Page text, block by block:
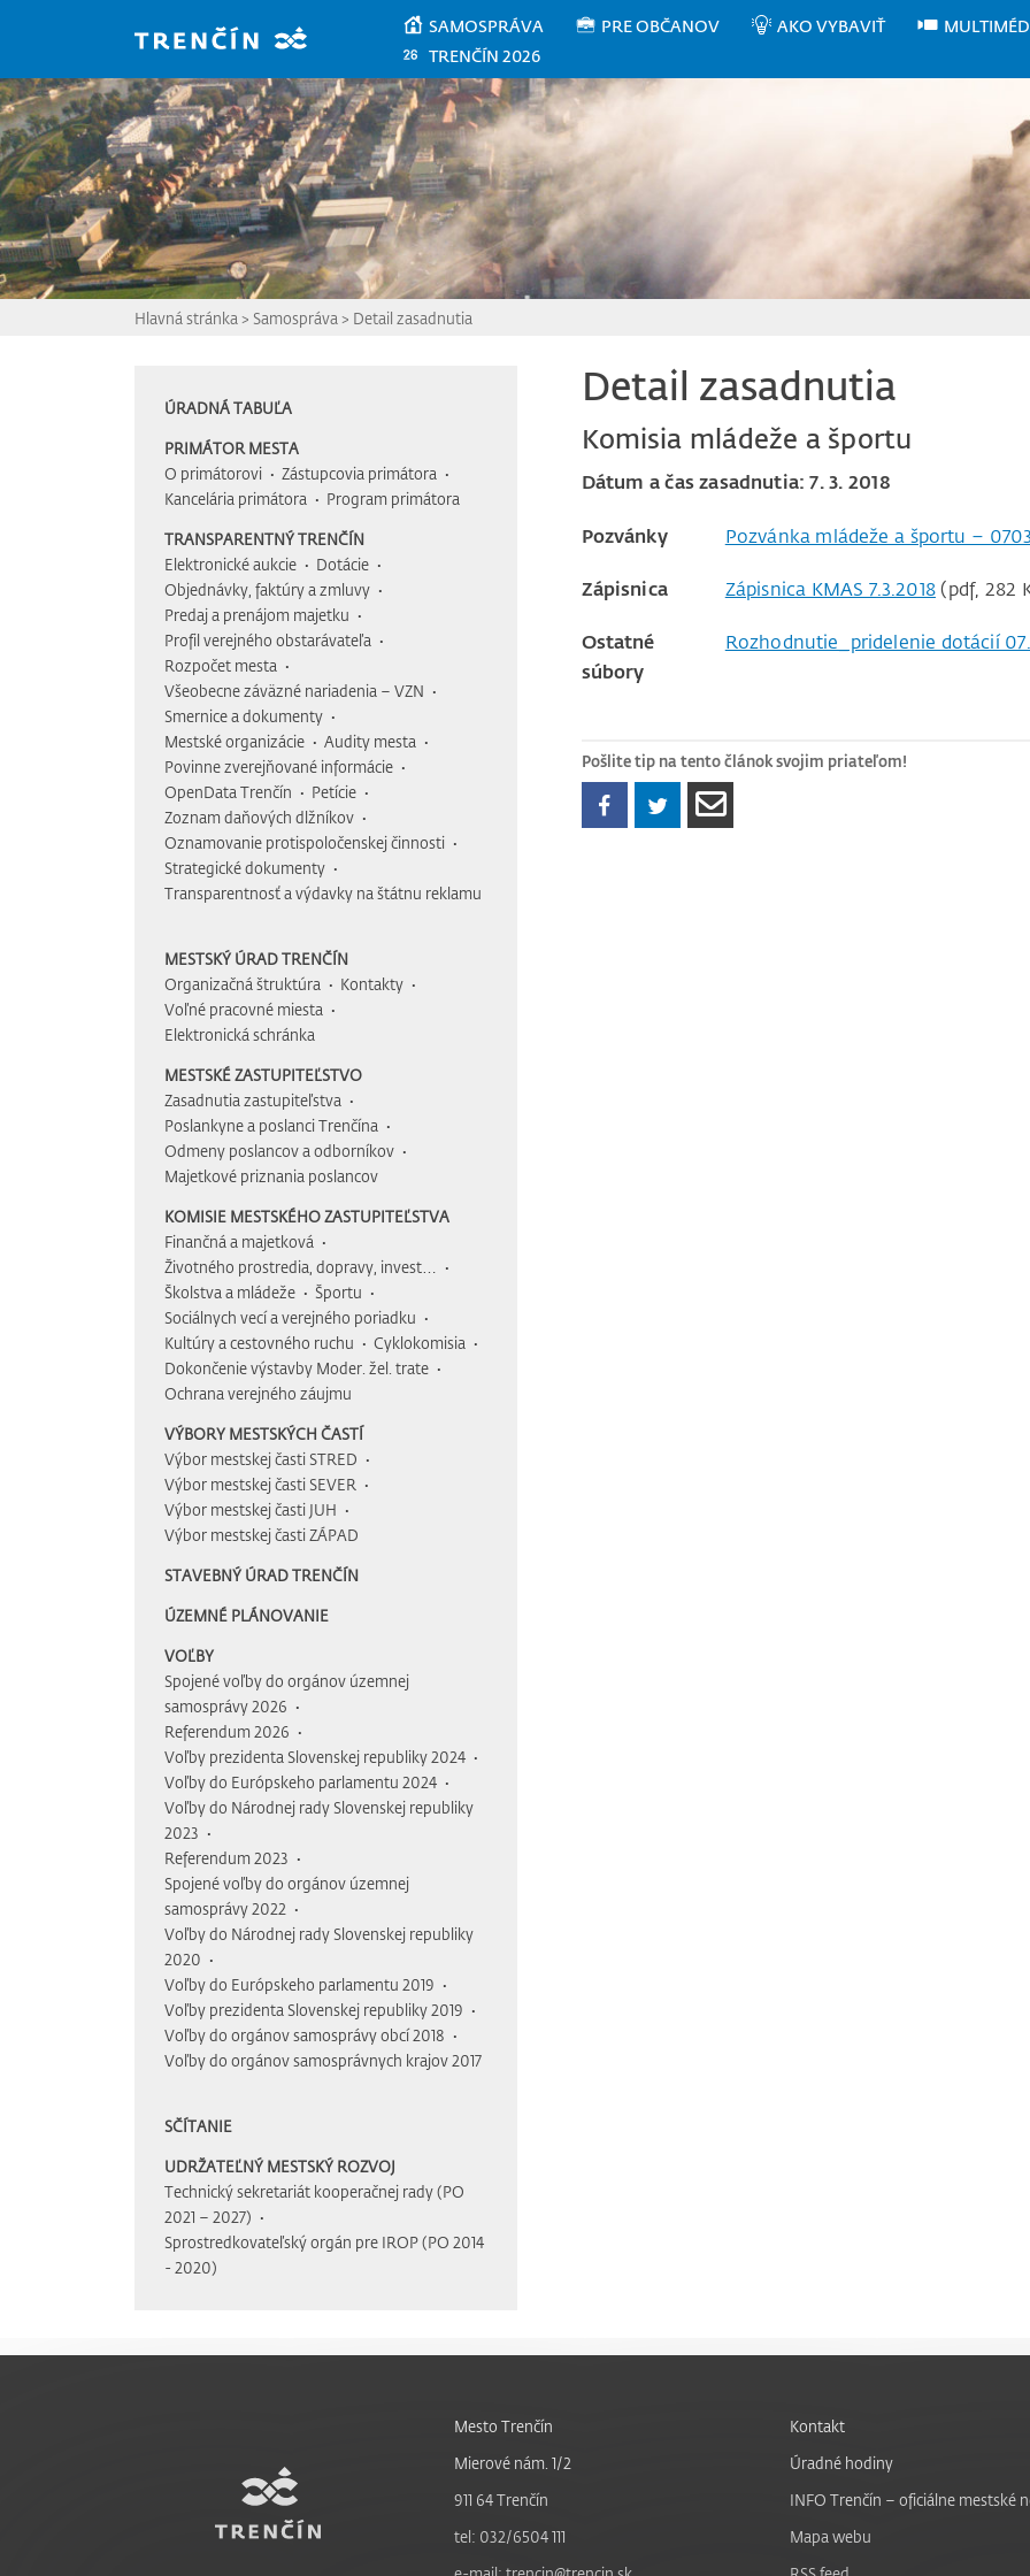
SAMOSPRÁVA PRE OBČANOV AKO VYBAVIŤ
TRENČÍN 2026
Hlavná stránka > Samospráva > Detail zasadnutia
ÚRADNÁ TABUĽA
PRIMÁTOR MESTA
O primátorovi
Zástupcovia primátora
Kancelária primátora
Program primátora
TRANSPARENTNÝ TRENČÍN
Elektronické aukcie
Dotácie
Objednávky, faktúry a zmluvy
Predaj a prenájom majetku
Profil verejného obstarávateľa
Rozpočet mesta
Všeobecne záväzné nariadenia – VZN
Smernice a dokumenty
Mestské organizácie
Audity mesta
Povinne zverejňované informácie
OpenData Trenčín
Petície
Zoznam daňových dlžníkov
Oznamovanie protispoločenskej činnosti
Strategické dokumenty
Transparentnosť a výdavky na štátnu reklamu
MESTSKÝ ÚRAD TRENČÍN
Organizačná štruktúra
Kontakty
Voľné pracovné miesta
Elektronická schránka
MESTSKÉ ZASTUPITEĽSTVO
Zasadnutia zastupiteľstva
Poslankyne a poslanci Trenčína
Odmeny poslancov a odborníkov
Majetkové priznania poslancov
KOMISIE MESTSKÉHO ZASTUPITEĽSTVA
Finančná a majetková
Životného prostredia, dopravy, invest…
Školstva a mládeže
Športu
Sociálnych vecí a verejného poriadku
Kultúry a cestovného ruchu
Cyklokomisia
Dokončenie výstavby Moder. žel. trate
Ochrana verejného záujmu
VÝBORY MESTSKÝCH ČASTÍ
Výbor mestskej časti STRED
Výbor mestskej časti SEVER
Výbor mestskej časti JUH
Výbor mestskej časti ZÁPAD
STAVEBNÝ ÚRAD TRENČÍN
ÚZEMNÉ PLÁNOVANIE
VOĽBY
Spojené voľby do orgánov územnej
samosprávy 2026
Referendum 2026
Voľby prezidenta Slovenskej republiky 2024
Voľby do Európskeho parlamentu 2024
Voľby do Národnej rady Slovenskej republiky
2023
Referendum 2023
Spojené voľby do orgánov územnej
samosprávy 2022
Voľby do Národnej rady Slovenskej republiky
2020
Voľby do Európskeho parlamentu 2019
Voľby prezidenta Slovenskej republiky 2019
Voľby do orgánov samosprávy obcí 2018
Voľby do orgánov samosprávnych krajov 2017
SČÍTANIE
UDRŽATEĽNÝ MESTSKÝ ROZVOJ
Technický sekretariát kooperačnej rady (PO
2021 – 2027)
Sprostredkovateľský orgán pre IROP (PO 2014
- 2020)
Detail zasadnutia
Komisia mládeže a športu
Dátum a čas zasadnutia: 7. 3. 2018
Pozvánky Pozvánka mládeže a športu –
Zápisnica Zápisnica KMAS 7.3.2018(pdf, 282
Ostatné
súbory
Rozhodnutie_pridelenie dotácií
Pošlite tip na tento článok svojim priateľom!
Mesto Trenčín
Mierové nám. 1/2
911 64 Trenčín
tel: 032/6504 111
Kontakt
Úradné hodiny
INFO Trenčín – oficiálne mestské
Mapa webu